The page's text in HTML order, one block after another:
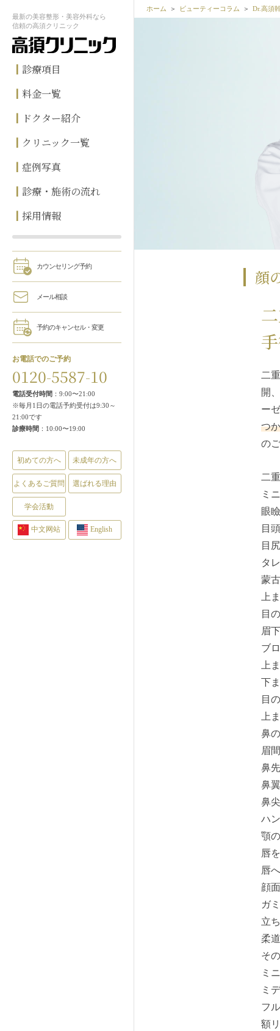
最新の美容整形・美容外科なら
信頼の高須クリニック
診療項目
料金一覧
ドクター紹介
クリニック一覧
症例写真
診療・施術の流れ
採用情報
カウンセリング予約
メール相談
予約のキャンセル・変更
お電話でのご予約
0120-5587-10
電話受付時間 ：9:00〜21:00
※毎月1日の電話予約受付は9:30～
21:00です
診療時間 ：10:00〜19:00
初めての方へ 未成年の方へ
よくあるご質問 選ばれる理由
学会活動
中文网站 English
ホーム ビューティーコラム Dr.高須
顔
二
開
ー
つ
の
二
ミ
眼
目
目
タ
蒙
上
目
眉
ブ
上
下
目
上
鼻
眉
鼻
鼻
鼻
ハ
顎
唇
唇
顔
ガ
立
柔
そ
ミ
ミ
フ
額